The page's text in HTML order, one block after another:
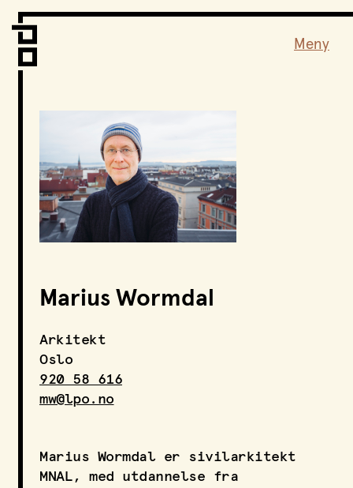
Meny
Vi er LPO
Hva vi gjør
Prosjekter
Nyheter
Kontakt
LPO Lillehammer
LPO Svalbard
LPO Bergen
LOF
Marius Wormdal
Arkitekt
Oslo
920 58 616
mw@lpo.no
Marius Wormdal er sivilarkitekt
MNAL, med utdannelse fra